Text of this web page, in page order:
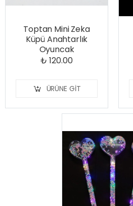
Toptan Mini Zeka
Küpü Anahtarlık
Oyuncak
₺ 120.00
ÜRÜNE GIT